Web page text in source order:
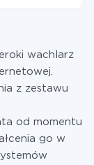
Więcej
wachlarz
z zestawu
od momentu
go w